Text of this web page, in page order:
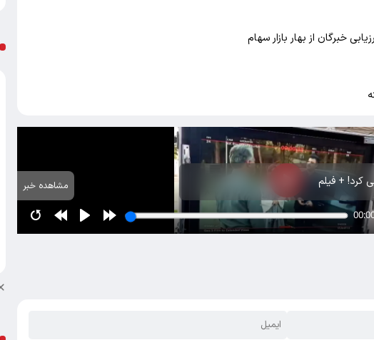
خبرگان از بهار بازار سهام
کرد! + فیلم مشاهده خبر